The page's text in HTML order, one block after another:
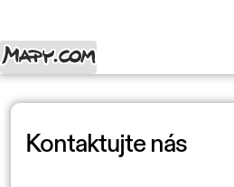
Kontaktujte nás